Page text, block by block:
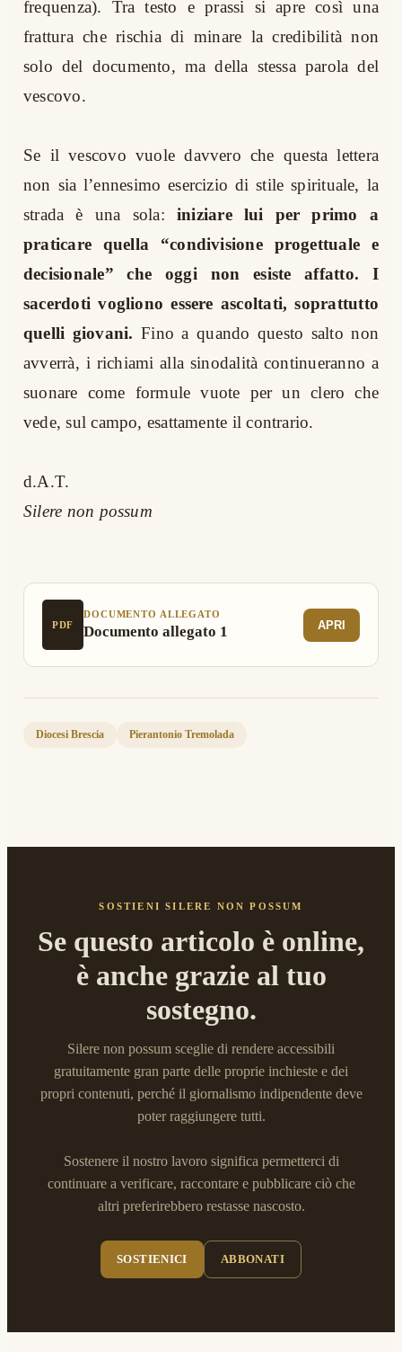
frequenza). Tra testo e prassi si apre così una
frattura che rischia di minare la credibilità non
solo del documento, ma della stessa parola del
vescovo.
Se il vescovo vuole davvero che questa lettera
non sia l’ennesimo esercizio di stile spirituale, la
strada è una sola:
iniziare lui per primo a
praticare quella “condivisione progettuale e
decisionale” che oggi
non esiste affatto.
I
sacerdoti vogliono essere ascoltati, soprattutto
quelli giovani. Fino a quando questo salto non
avverrà, i richiami alla sinodalità continueranno a
suonare come formule vuote per un clero che
vede, sul campo, esattamente il contrario.
d.A.T.
Silere non possum
PDF
DOCUMENTO ALLEGATO
Documento allegato 1 APRI
Diocesi Brescia Pierantonio Tremolada
SOSTIENI SILERE NON POSSUM
Se questo articolo è online,
è anche grazie al tuo
sostegno.
Silere non possum sceglie di rendere accessibili
gratuitamente gran parte delle proprie inchieste e dei
propri contenuti, perché il giornalismo indipendente deve
poter raggiungere tutti.
Sostenere il nostro lavoro significa permetterci di
continuare a verificare, raccontare e pubblicare ciò che
altri preferirebbero restasse nascosto.
SOSTIENICI ABBONATI